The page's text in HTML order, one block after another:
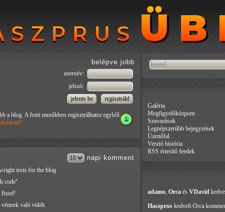
belépve jobb
usernév:
jelszó:
a blog. A fenti mezőkben regisztrálhatsz egyből.
napi komment
tests for the blog
code"
fixed!
vénnek való vidék
Galéria
Megfigyelőközpont
Szavazások
Legnépszerűbb bejegyzések
Üzenőfal
Verzió história
RSS értesítő feedek
adamo, Orca és VDavid
Haszprus kedveli Orca